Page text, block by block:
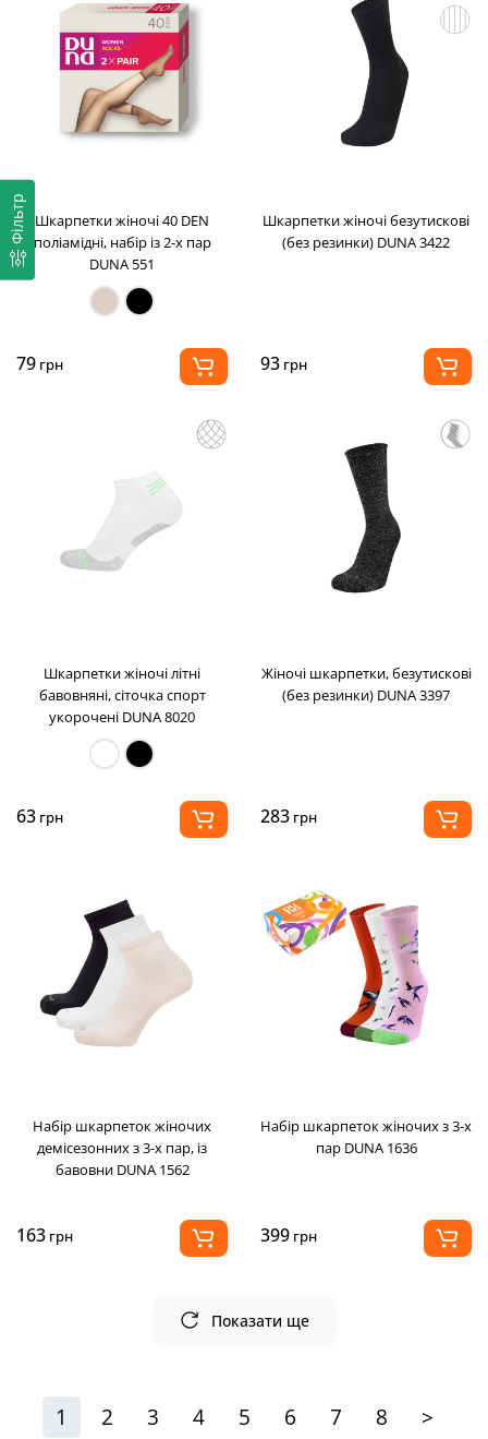
Фільтр Шкарпетки жіночі 40 DEN
поліамідні, набір із 2-х пар
DUNA 551
79 грн
Шкарпетки жіночі безутискові
(без резинки) DUNA 3422
93 грн
Шкарпетки жіночі літні
бавовняні, сіточка спорт
укорочені DUNA 8020
63 грн
Жіночі шкарпетки, безутискові
(без резинки) DUNA 3397
283 грн
Набір шкарпеток жіночих
демісезонних з 3-х пар, із
бавовни DUNA 1562
163 грн
Набір шкарпеток жіночих з 3-х
пар DUNA 1636
399 грн
Показати ще
1 2 3 4 5 6 7 8 >